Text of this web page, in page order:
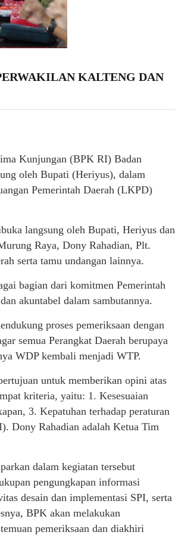
KALTENG DAN
Kunjungan (BPK RI) Badan
oleh Bupati (Heriyus), dalam
Pemerintah Daerah (LKPD)
langsung oleh Bupati, Heriyus dan
Raya, Dony Rahadian, Plt.
serta tamu undangan lainnya.
bagian dari komitmen Pemerintah
akuntabel dalam sambutannya.
proses pemeriksaan dengan
semua Perangkat Daerah berupaya
WDP kembali menjadi WTP.
untuk memberikan opini atas
kriteria, yaitu: 1. Kesesuaian
3. Kepatuhan terhadap peraturan
Dony Rahadian adalah Ketua Tim
dalam kegiatan tersebut
pengungkapan informasi
desain dan implementasi SPI, serta
BPK akan melakukan
pemeriksaan dan diakhiri